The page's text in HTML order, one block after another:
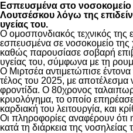
Εσπευσμένα στο
Λουτσέσκου λόγω της
υγείας του.
Ο ομοσπονδιακός τεχνικός της
εσπευσμένα σε νοσοκομείο της
καθώς παρουσίασε σοβαρή
υγείας του, σύμφωνα με τη
Ο Μιρτσέα αντιμετώπισε
τέλος του 2025, με αποτέλεσμα
φροντίδα. Ο 80χρονος
κρυολόγημα, το οποίο
καρδιακή του λειτουργία, και
Οι πληροφορίες αναφέρουν ότι
κατά τη διάρκεια της νοσηλείας